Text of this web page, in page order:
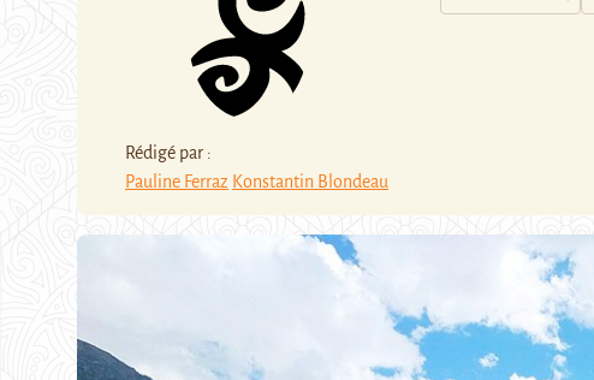
Rédigé par :
Pauline Ferraz Konstantin Blondeau